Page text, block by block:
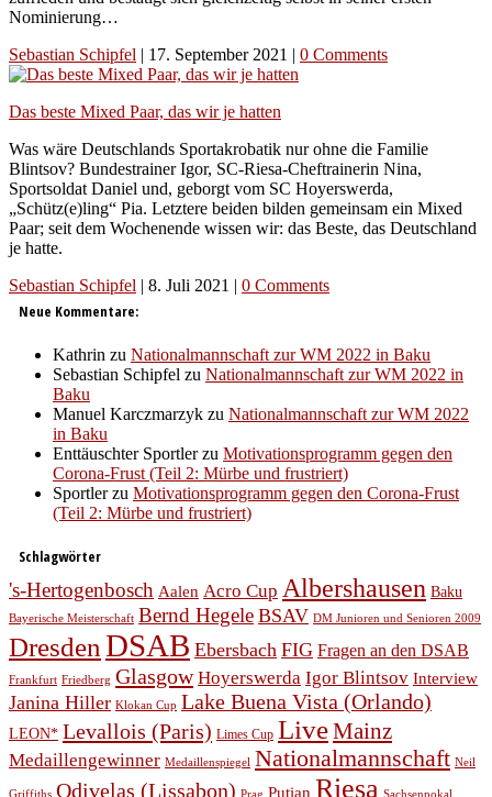
Nominierung…
Sebastian Schipfel | 17. September 2021 | 0 Comments
Das beste Mixed Paar, das wir je hatten
Was wäre Deutschlands Sportakrobatik nur ohne die Familie
Blintsov? Bundestrainer Igor, SC-Riesa-Cheftrainerin Nina,
Sportsoldat Daniel und, geborgt vom SC Hoyerswerda,
„Schütz(e)ling“ Pia. Letztere beiden bilden gemeinsam ein Mixed
Paar; seit dem Wochenende wissen wir: das Beste, das Deutschland
je hatte.
Sebastian Schipfel | 8. Juli 2021 | 0 Comments
Neue Kommentare:
Kathrin zu Nationalmannschaft zur WM 2022 in Baku
Sebastian Schipfel zu Nationalmannschaft zur WM 2022 in
Baku
Manuel Karczmarzyk zu Nationalmannschaft zur WM 2022
in Baku
Enttäuschter Sportlerzu Motivationsprogramm gegen den
Corona-Frust (Teil 2: Mürbe und frustriert)
Sportlerzu Motivationsprogramm gegen den Corona-Frust
(Teil 2: Mürbe und frustriert)
Schlagwörter
's-Hertogenbosch Aalen Acro Cup Albershausen Baku
Bayerische Meisterschaft Bernd Hegele BSAV DM Junioren und Senioren 2009
Dresden DSAB Ebersbach FIG Fragen an den DSAB
Frankfurt Friedberg Glasgow Hoyerswerda Igor Blintsov Interview
Janina Hiller Klokan Cup Lake Buena Vista (Orlando)
LEON* Levallois (Paris) Limes Cup LiveMainz
Medaillengewinner Medaillenspiegel Nationalmannschaft Neil
Griffiths Odivelas (Lissabon) Prag Putian Riesa Sachsenpokal